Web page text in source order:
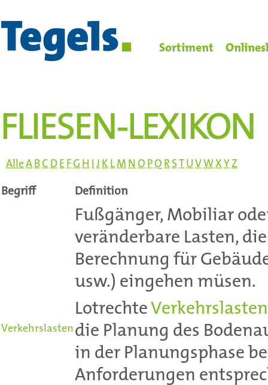
Sortiment
FLIESEN-LEXIKON
AlleA BC D E FG H I J K L M N O PQ R S T U V WXY Z
Begriff Definition
Verkehrslasten
Fußgänger, Mobiliar
veränderbare Lasten,
Berechnung für
usw.) eingehen müsen.
Lotrechte Verkehrslasten
die Planung des
in der Planungsphase
Anforderungen